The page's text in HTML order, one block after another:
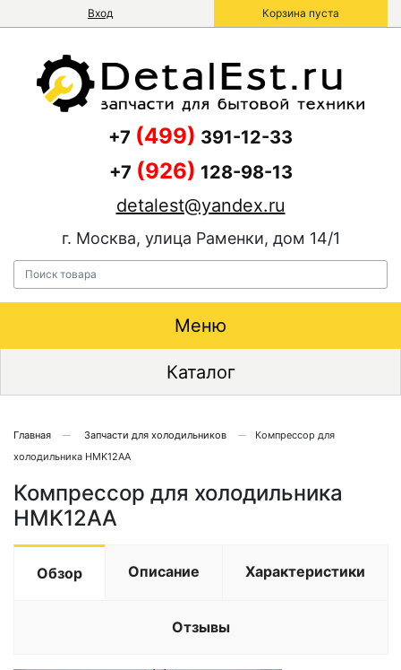
Вход Корзина пуста
+7 (499) 391-12-33
+7 (926) 128-98-13
detalest@yandex.ru
г. Москва, улица Раменки, дом 14/1
Меню
Каталог
Главная Запчасти для холодильников
Компрессор для
холодильника HMK12AA
Компрессор для холодильника
HMK12AA
Обзор Описание Характеристики
Отзывы